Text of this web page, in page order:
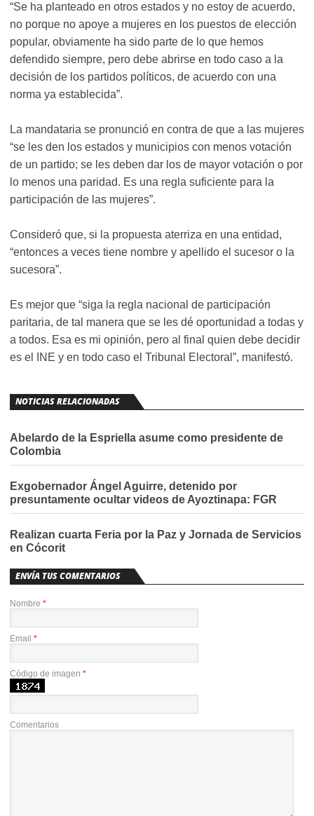
“Se ha planteado en otros estados y no estoy de acuerdo,
no porque no apoye a mujeres en los puestos de elección
popular, obviamente ha sido parte de lo que hemos
defendido siempre, pero debe abrirse en todo caso a la
decisión de los partidos políticos, de acuerdo con una
norma ya establecida”.
La mandataria se pronunció en contra de que a las mujeres
“se les den los estados y municipios con menos votación
de un partido; se les deben dar los de mayor votación o por
lo menos una paridad. Es una regla suficiente para la
participación de las mujeres”.
Consideró que, si la propuesta aterriza en una entidad,
“entonces a veces tiene nombre y apellido el sucesor o la
sucesora”.
Es mejor que “siga la regla nacional de participación
paritaria, de tal manera que se les dé oportunidad a todas y
a todos. Esa es mi opinión, pero al final quien debe decidir
es el INE y en todo caso el Tribunal Electoral”, manifestó.
NOTICIAS RELACIONADAS
Abelardo de la Espriella asume como presidente de
Colombia
Exgobernador Ángel Aguirre, detenido por
presuntamente ocultar videos de Ayoztinapa: FGR
Realizan cuarta Feria por la Paz y Jornada de Servicios
en Cócorit
ENVÍA TUS COMENTARIOS
Nombre *
Email *
Código de imagen *
Comentarios